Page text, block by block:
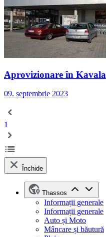
Aprovizionare în Kavala
09. septembrie 2023
1
Închide
Thassos
Informații generale
Informații generale
Auto și Moto
Mâncare și băutură